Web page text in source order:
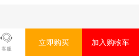
客服
立即购买 加入购物车